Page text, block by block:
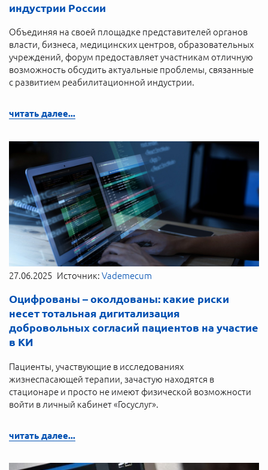
индустрии России
Объединяя на своей площадке представителей органов
власти, бизнеса, медицинских центров, образовательных
учреждений, форум предоставляет участникам отличную
возможность обсудить актуальные проблемы, связанные
с развитием реабилитационной индустрии.
читать далее...
27.06.2025 Источник: Vademecum
Оцифрованы – околдованы: какие риски
несет тотальная дигитализация
добровольных согласий пациентов на участие
в КИ
Пациенты, участвующие в исследованиях
жизнеспасающей терапии, зачастую находятся в
стационаре и просто не имеют физической возможности
войти в личный кабинет «Госуслуг».
читать далее...